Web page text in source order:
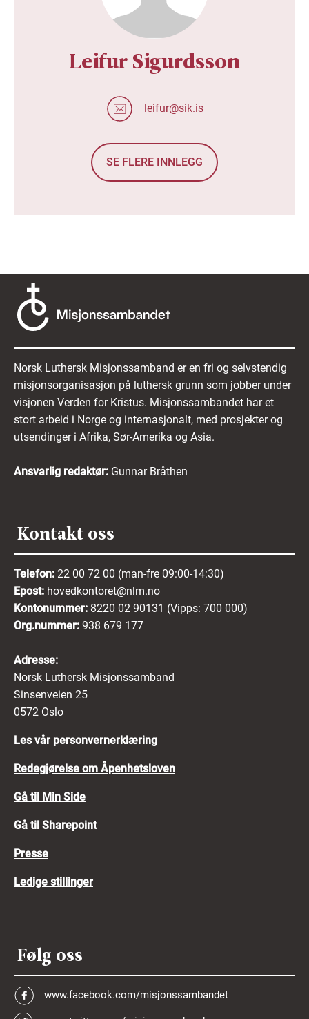
Leifur Sigurdsson
leifur@sik.is
SE FLERE INNLEGG
Norsk Luthersk Misjonssamband er en fri og selvstendig
misjonsorganisasjon på luthersk grunn som jobber under
visjonen Verden for Kristus. Misjonssambandet har et
stort arbeid i Norge og internasjonalt, med prosjekter og
utsendinger i Afrika, Sør-Amerika og Asia.
Ansvarlig redaktør: Gunnar Bråthen
Kontakt oss
Telefon: 22 00 72 00 (man-fre 09:00-14:30)
Epost: hovedkontoret@nlm.no
Kontonummer: 8220 02 90131 (Vipps: 700 000)
Org.nummer: 938 679 177
Adresse:
Norsk Luthersk Misjonssamband
Sinsenveien 25
0572 Oslo
Les vår personvernerklæring
Redegjørelse om Åpenhetsloven
Gå til Min Side
Gå til Sharepoint
Presse
Ledige stillinger
Følg oss
www.facebook.com/misjonssambandet